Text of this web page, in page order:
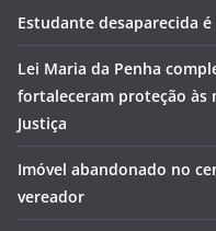
Estudante desaparecida
Lei Maria da Penha
fortaleceram proteção às
Justiça
Imóvel abandonado no
vereador